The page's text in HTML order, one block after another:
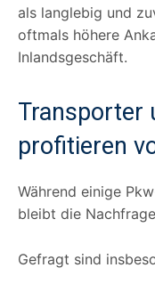
als langlebig und
oftmals höhere
Inlandsgeschäft.
Transporter
profitieren
Während einige
bleibt die
Gefragt sind